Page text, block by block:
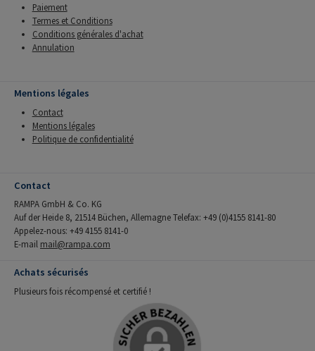
Paiement
Termes et Conditions
Conditions générales d'achat
Annulation
Mentions légales
Contact
Mentions légales
Politique de confidentialité
Contact
RAMPA GmbH & Co. KG
Auf der Heide 8, 21514 Büchen, Allemagne Telefax: +49 (0)4155 8141-80
Appelez-nous: +49 4155 8141-0
E-mail mail@rampa.com
Achats sécurisés
Plusieurs fois récompensé et certifié !